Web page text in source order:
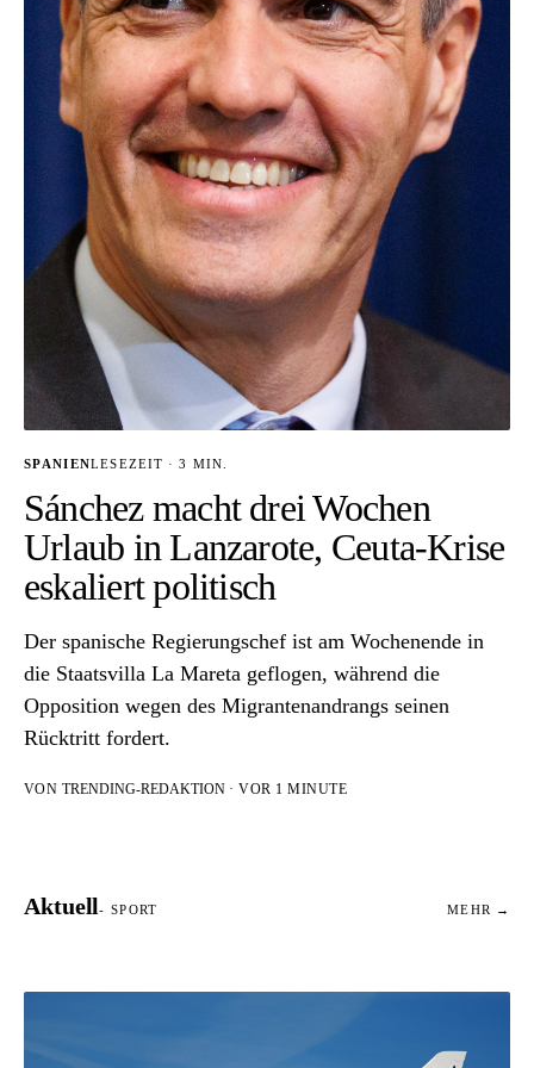
SPANIENLESEZEIT · 3 MIN.
Sánchez macht drei Wochen
Urlaub in Lanzarote, Ceuta-Krise
eskaliert politisch
Der spanische Regierungschef ist am Wochenende in
die Staatsvilla La Mareta geflogen, während die
Opposition wegen des Migrantenandrangs seinen
Rücktritt fordert.
VON TRENDING-REDAKTION· VOR 1 MINUTE
Aktuell- SPORT MEHR →